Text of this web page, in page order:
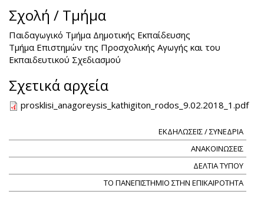
Σχολή / Τμήμα
Παιδαγωγικό Τμήμα Δημοτικής Εκπαίδευσης
Τμήμα Επιστημών της Προσχολικής Αγωγής και του
Εκπαιδευτικού Σχεδιασμού
Σχετικά αρχεία
prosklisi_anagoreysis_kathigiton_rodos_9.02.2018_1.pdf
ΕΚΔΗΛΩΣΕΙΣ / ΣΥΝΕΔΡΙΑ
ΑΝΑΚΟΙΝΩΣΕΙΣ
ΔΕΛΤΙΑ ΤΥΠΟΥ
ΤΟ ΠΑΝΕΠΙΣΤΗΜΙΟ ΣΤΗΝ ΕΠΙΚΑΙΡΟΤΗΤΑ